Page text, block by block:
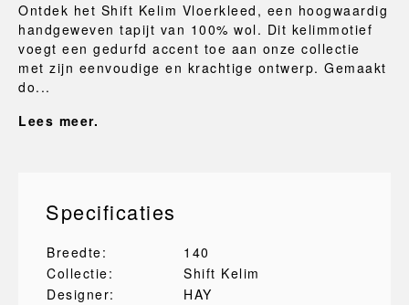
Ontdek het Shift Kelim Vloerkleed, een hoogwaardig
handgeweven tapijt van 100% wol. Dit kelimmotief
voegt een gedurfd accent toe aan onze collectie
met zijn eenvoudige en krachtige ontwerp. Gemaakt
do...
Lees meer.
Specificaties
Breedte:
140
Collectie:
Shift Kelim
Designer:
HAY